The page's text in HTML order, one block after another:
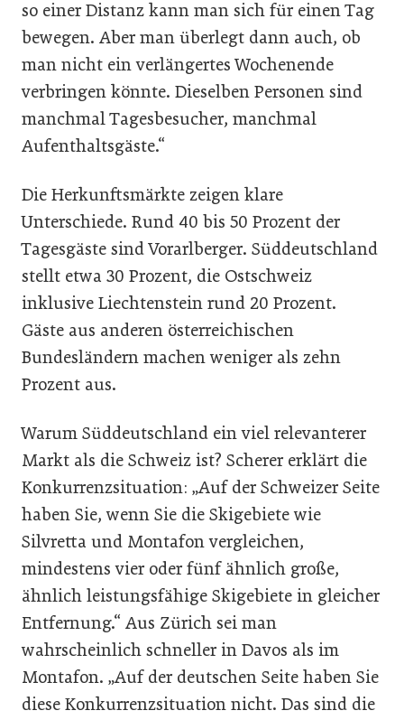
so einer Distanz kann man sich für einen Tag
bewegen. Aber man überlegt dann auch, ob
man nicht ein verlängertes Wochenende
verbringen könnte. Dieselben Personen sind
manchmal Tagesbesucher, manchmal
Aufenthaltsgäste.“
Die Herkunftsmärkte zeigen klare
Unterschiede. Rund 40 bis 50 Prozent der
Tagesgäste sind Vorarlberger. Süddeutschland
stellt etwa 30 Prozent, die Ostschweiz
inklusive Liechtenstein rund 20 Prozent.
Gäste aus anderen österreichischen
Bundesländern machen weniger als zehn
Prozent aus.
Warum Süddeutschland ein viel relevanterer
Markt als die Schweiz ist? Scherer erklärt die
Konkurrenzsituation: „Auf der Schweizer Seite
haben Sie, wenn Sie die Skigebiete wie
Silvretta und Montafon vergleichen,
mindestens vier oder fünf ähnlich große,
ähnlich leistungsfähige Skigebiete in gleicher
Entfernung.“ Aus Zürich sei man
wahrscheinlich schneller in Davos als im
Montafon. „Auf der deutschen Seite haben Sie
diese Konkurrenzsituation nicht. Das sind die